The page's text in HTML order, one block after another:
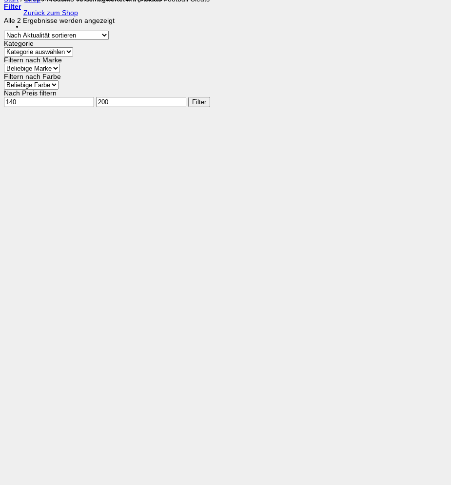
Zurück zum Shop
Filter
Alle 2 Ergebnisse werden angezeigtNach
Kategorie
Filtern nach Marke
Filtern nach Farbe
Nach Preis filtern
Min.
Preis
Max.
Preis
Filter